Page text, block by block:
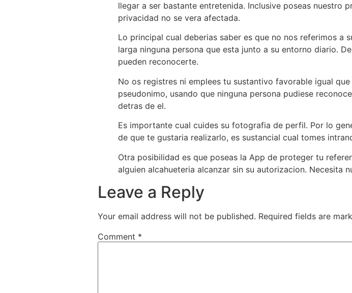
llegar a ser bastante entretenida. Inclusive poseas nuestro
privacidad no se vera afectada.
Lo principal cual deberias saber es que no nos referimos a
larga ninguna persona que esta junto a su entorno diario.
pueden reconocerte.
No os registres ni emplees tu sustantivo favorable igual
pseudonimo, usando que ninguna persona pudiese
detras de el.
Es importante cual cuides su fotografia de perfil. Por lo
de que te gustaria realizarlo, es sustancial cual tomes
Otra posibilidad es que poseas la App de proteger tu
alguien alcahueteria alcanzar sin su autorizacion. Necesita
Leave a Reply
Your email address will not be published. Required fields are
Comment *